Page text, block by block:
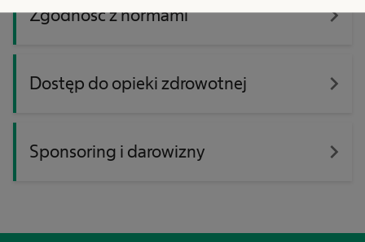
Zgodność z normami navigate_next
Dostęp do opieki zdrowotnej navigate_next
Sponsoring i darowizny navigate_next